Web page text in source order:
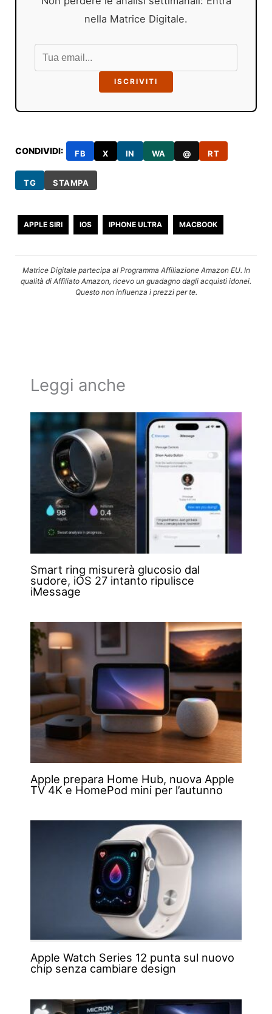
nella Matrice Digitale.
ISCRIVITI
CONDIVIDI: FB X IN WA @ RT
TG STAMPA
APPLE SIRI IOS IPHONE ULTRA MACBOOK
Matrice Digitale partecipa al Programma Affiliazione Amazon EU. In
qualità di Affiliato Amazon, ricevo un guadagno dagli acquisti idonei.
Questo non influenza i prezzi per te.
Leggi anche
Smart ring misurerà glucosio dal
sudore, iOS 27 intanto ripulisce
iMessage
Apple prepara Home Hub, nuova Apple
TV 4K e HomePod mini per l’autunno
Apple Watch Series 12 punta sul nuovo
chip senza cambiare design